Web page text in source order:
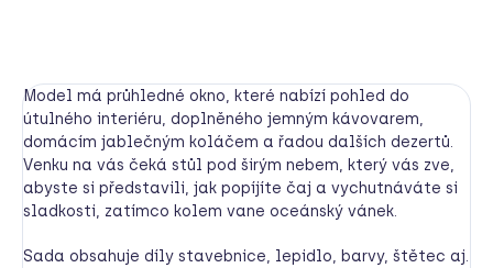
Model má průhledné okno, které nabízí pohled do
útulného interiéru, doplněného jemným kávovarem,
domácím jablečným koláčem a řadou dalších dezertů.
Venku na vás čeká stůl pod širým nebem, který vás zve,
abyste si představili, jak popíjíte čaj a vychutnáváte si
sladkosti, zatímco kolem vane oceánský vánek.
Sada obsahuje díly stavebnice, lepidlo, barvy, štětec aj.